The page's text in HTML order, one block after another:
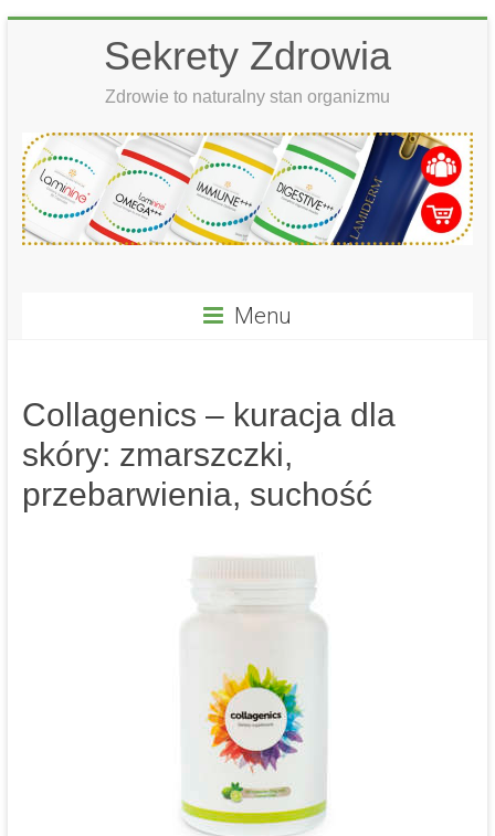
Sekrety Zdrowia
Zdrowie to naturalny stan organizmu
Menu
Collagenics – kuracja dla
skóry: zmarszczki,
przebarwienia, suchość